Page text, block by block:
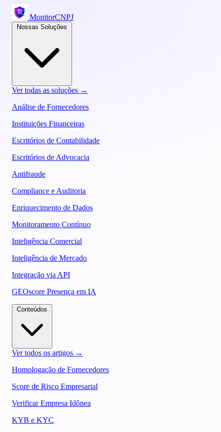
MonitorCNPJ
Ver todas as soluções →
Análise de Fornecedores
Instituições Financeiras
Escritórios de Contabilidade
Escritórios de Advocacia
Antifraude
Compliance e Auditoria
Enriquecimento de Dados
Monitoramento Contínuo
Inteligência Comercial
Inteligência de Mercado
Integração via API
GEOscore Presença em IA
Ver todos os artigos →
Homologação de Fornecedores
Score de Risco Empresarial
Verificar Empresa Idônea
KYB e KYC